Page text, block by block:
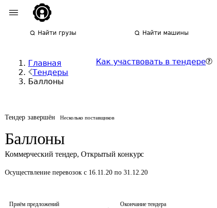
Найти грузы Найти машины
Главная
Тендеры
Баллоны
Как участвовать в тендере
Тендер завершён Несколько поставщиков
Баллоны
Коммерческий тендер, Открытый конкурс
Осуществление перевозок с 16.11.20 по 31.12.20
Приём предложений
Окончание тендера